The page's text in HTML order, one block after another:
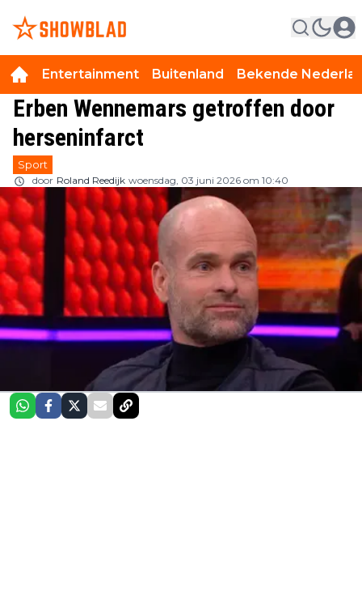
Entertainment Buitenland Bekende
Erben Wennemars getroffen door
herseninfarct
Sport
door Roland Reedijk woensdag, 03 juni 2026 om 10:40